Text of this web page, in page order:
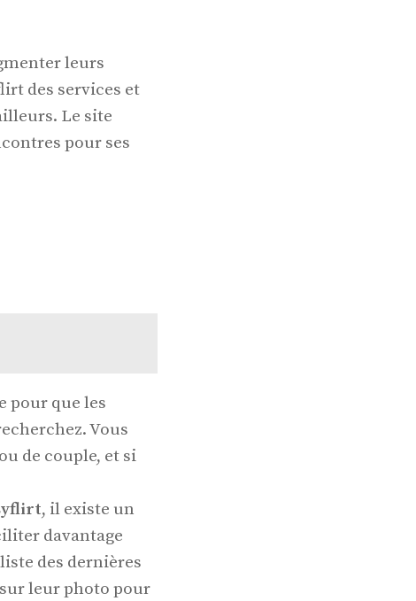
leurs
des services et
Le site
pour ses
pour que les
Vous
de couple, et si
, il existe un
davantage
des dernières
sur leur photo pour